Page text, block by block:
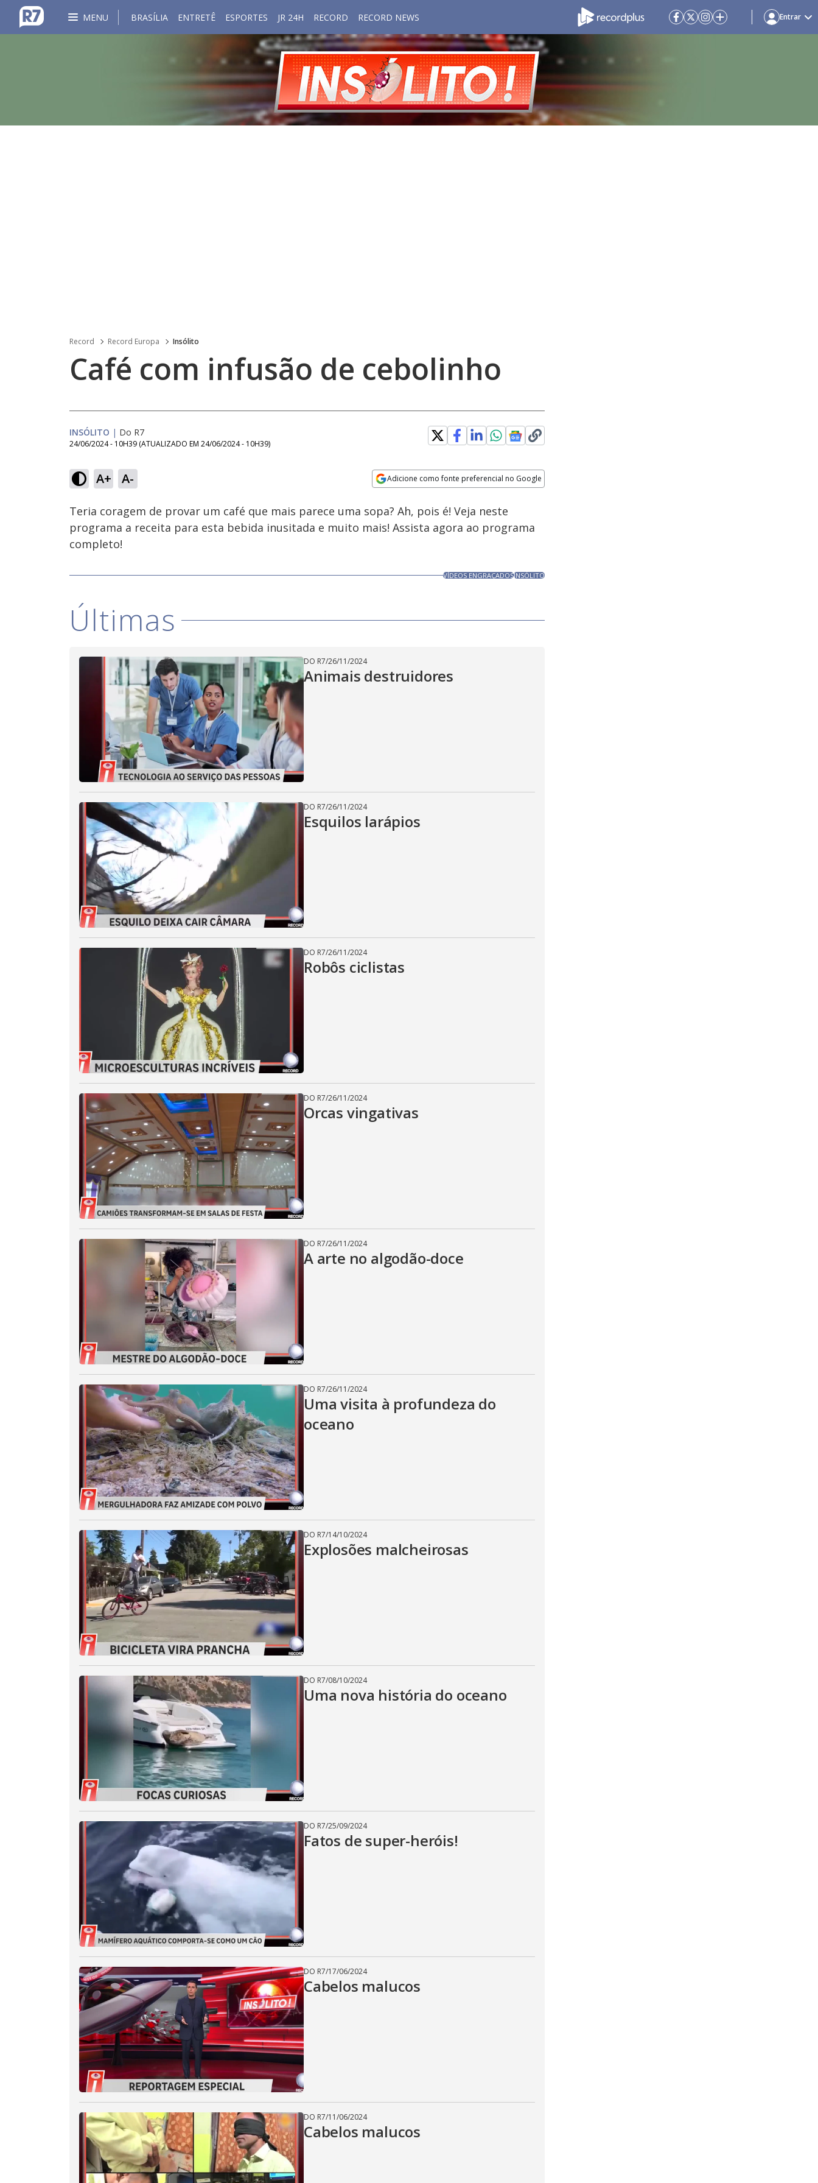
MENU BRASÍLIA ENTRETÊ ESPORTES JR 24H RECORD RECORD NEWS Entrar
Record Record Europa Insólito
Café com infusão de cebolinho
INSÓLITO | Do R7
24/06/2024 - 10H39 (ATUALIZADO EM 24/06/2024 - 10H39)
A+ A- Adicione como fonte preferencial no Google
Ativar
Som
9.63%
Velocidade
Teria coragem de provar um café que mais parece uma sopa? Ah, pois é! Veja neste
programa a receita para esta bebida inusitada e muito mais! Assista agora ao programa
completo!
VÍDEOS ENGRAÇADOSINSÓLITO
Últimas
DO R7/26/11/2024
Animais destruidores
DO R7/26/11/2024
Esquilos larápios
DO R7/26/11/2024
Robôs ciclistas
DO R7/26/11/2024
Orcas vingativas
DO R7/26/11/2024
A arte no algodão-doce
DO R7/26/11/2024
Uma visita à profundeza do
oceano
DO R7/14/10/2024
Explosões malcheirosas
DO R7/08/10/2024
Uma nova história do oceano
DO R7/25/09/2024
Fatos de super-heróis!
DO R7/17/06/2024
Cabelos malucos
DO R7/11/06/2024
Cabelos malucos